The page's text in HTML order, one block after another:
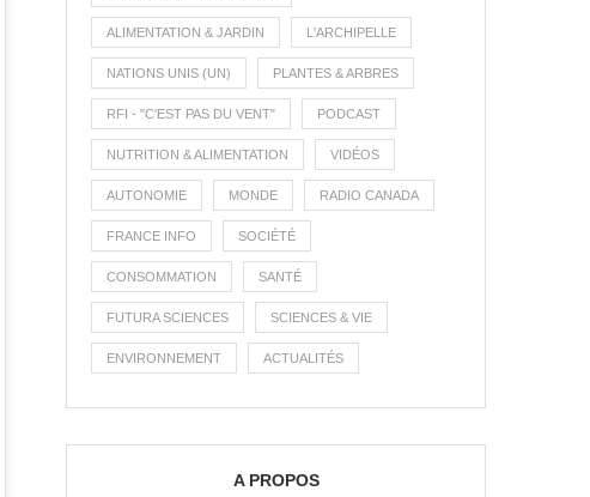
ALIMENTATION & JARDIN L'ARCHIPELLE
NATIONS UNIS (UN) PLANTES & ARBRES
RFI - "C'EST PAS DU VENT" PODCAST
NUTRITION & ALIMENTATION VIDÉOS
AUTONOMIE MONDE RADIO CANADA
FRANCE INFO SOCIÉTÉ
CONSOMMATION SANTÉ
FUTURA SCIENCES SCIENCES & VIE
ENVIRONNEMENT ACTUALITÉS
A PROPOS